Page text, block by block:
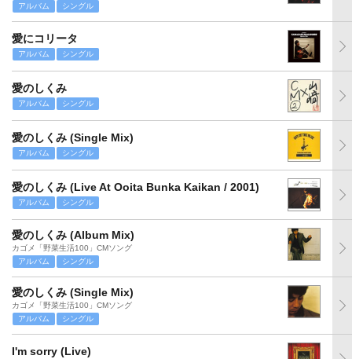
アルバム シングル
愛にコリータ
アルバム シングル
愛のしくみ
アルバム シングル
愛のしくみ (Single Mix)
アルバム シングル
愛のしくみ (Live At Ooita Bunka Kaikan / 2001)
アルバム シングル
愛のしくみ (Album Mix)
カゴメ「野菜生活100」CMソング
アルバム
シングル
愛のしくみ (Single Mix)
カゴメ「野菜生活100」CMソング
アルバム
シングル
I'm sorry (Live)